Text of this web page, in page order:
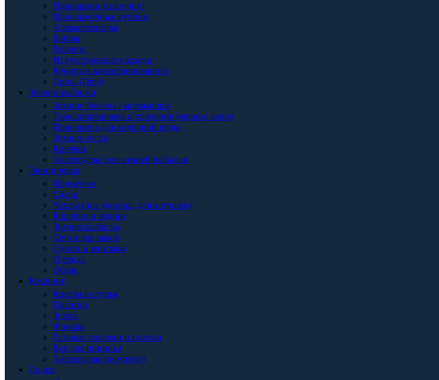
Прикормки (сыпучие)
Прикормочные кубики
Ароматизаторы
Бойлы
Пеллетс
Искусственные насадки
Кукуруза консервированная
Дипы (Dips)
Зимняя рыбалка
Зимние блёсны / мормышки
Транспортировка и хранение (ящики, сани)
Прикормка для холодной воды
Зимняя леска
Крючки
Аксессуары для зимней рыбалки
Экипировка
Подсачеки
Садки
Чехлы (для удилищ, для катушек)
Коробки и ящики
Зимняя рыбалка
Сетки для раков
Сумки и рюкзаки
Одежда
Обувь
Кемпинг
Кресла и стулья
Палатки
Зонты
Фонари
Газовые горелки и плитки
Всё для пикника
Аксессуары (кемпинг)
Лодки